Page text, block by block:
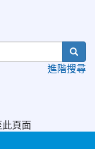
進階搜尋